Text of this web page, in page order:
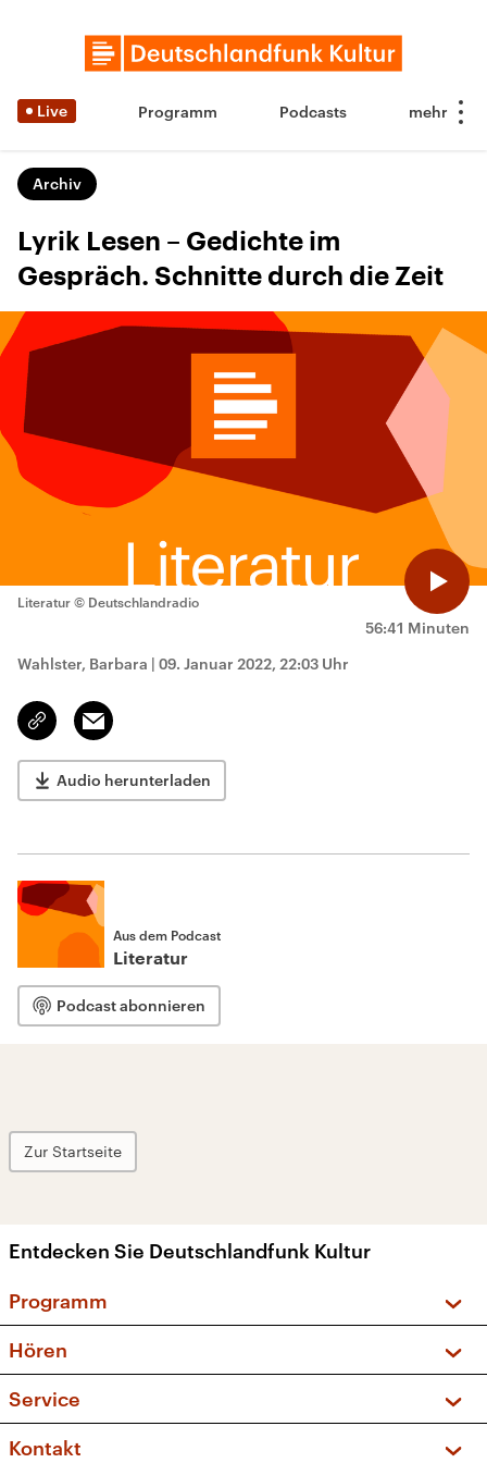
Live Programm Podcasts
Archiv
Lyrik Lesen – Gedichte im
Gespräch. Schnitte durch die Zeit
56:41 Minuten
Literatur © Deutschlandradio
Wahlster, Barbara | 09. Januar 2022, 22:03 Uhr
Link
kopieren/teilen
Email
Audio herunterladen
Aus dem Podcast
Literatur
Podcast abonnieren
Zur Startseite
Entdecken Sie Deutschlandfunk Kultur
Programm
Sendungen und Podcasts
Musikliste
Kakadu – Das Kinderprogramm
Hören
Frequenzen (UKW + DAB+)
Service
FAQ
Kontakt